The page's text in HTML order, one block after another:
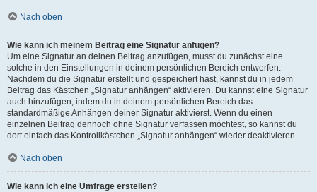
Nach oben
Wie kann ich meinem Beitrag eine Signatur anfügen?
Um eine Signatur an deinen Beitrag anzufügen, musst du zunächst eine
solche in den Einstellungen in deinem persönlichen Bereich entwerfen.
Nachdem du die Signatur erstellt und gespeichert hast, kannst du in jedem
Beitrag das Kästchen „Signatur anhängen“ aktivieren. Du kannst eine Signatur
auch hinzufügen, indem du in deinem persönlichen Bereich das
standardmäßige Anhängen deiner Signatur aktivierst. Wenn du einen
einzelnen Beitrag dennoch ohne Signatur verfassen möchtest, so kannst du
dort einfach das Kontrollkästchen „Signatur anhängen“ wieder deaktivieren.
Nach oben
Wie kann ich eine Umfrage erstellen?